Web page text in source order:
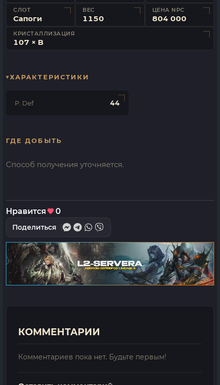
СЛОТ
Сапоги
ВЕС
1150
ЦЕНА NPC
804 000
КРИСТАЛЛИЗАЦИЯ
107 × B
ХАРАКТЕРИСТИКИ
P. Def 44
ГДЕ ДОБЫТЬ
Способ получения уточняется.
Нравится 0
Поделиться
КОММЕНТАРИИ
Комментариев пока нет. Будьте первым!